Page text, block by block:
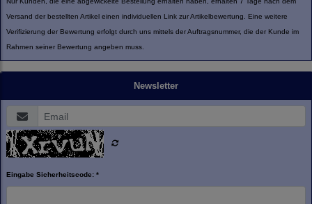
Versand der bestellten Artikel einen individuellen Link zur Artikelbewertung. Eine weitere
Verifizierung der Bewertung erfolgt durch uns mittels der Auftragsnummer, die der Kunde im
Rahmen seiner Bewertung angeben muss.
Newsletter
Eingabe Sicherheitscode: *